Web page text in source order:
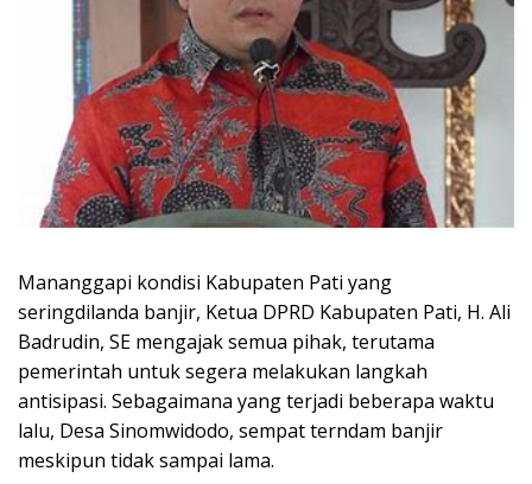
Mananggapi kondisi Kabupaten Pati yang
seringdilanda banjir, Ketua DPRD Kabupaten Pati, H. Ali
Badrudin, SE mengajak semua pihak, terutama
pemerintah untuk segera melakukan langkah
antisipasi. Sebagaimana yang terjadi beberapa waktu
lalu, Desa Sinomwidodo, sempat terndam banjir
meskipun tidak sampai lama.